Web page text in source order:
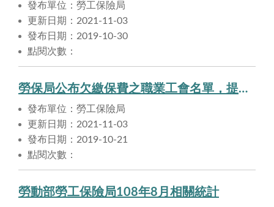
發布單位：勞工保險局
更新日期：2021-11-03
發布日期：2019-10-30
點閱次數：
勞保局公布欠繳保費之職業工會名單，提醒勞工注意自身權益
發布單位：勞工保險局
更新日期：2021-11-03
發布日期：2019-10-21
點閱次數：
勞動部勞工保險局108年8月相關統計